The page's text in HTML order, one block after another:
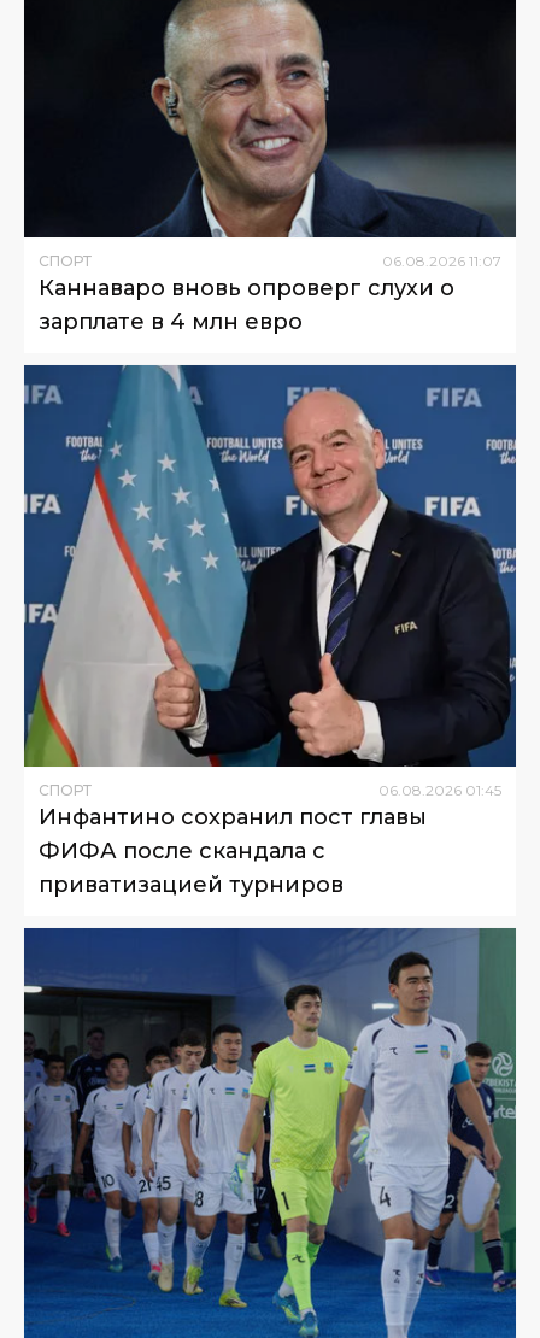
СПОРТ 06.08.2026 11:07
Каннаваро вновь опроверг слухи о
зарплате в 4 млн евро
СПОРТ 06 08 2026 01:45
Инфантино сохранил пост главы
ФИФА после скандала с
приватизацией турниров